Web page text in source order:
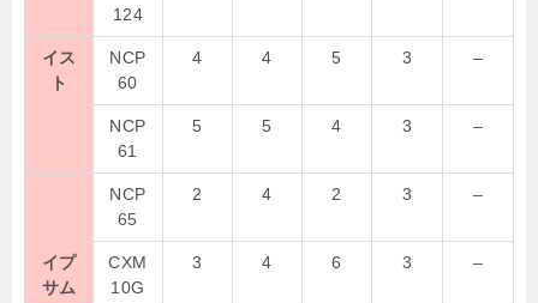
124
イス
ト
NCP
60
4 4 5 3 –
NCP
61
5 5 4 3 –
NCP
65
2 4 2 3 –
イプ
サム
CXM
10G
3 4 6 3 –